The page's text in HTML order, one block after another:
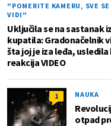
"POMERITE KAMERU, SVE SE
VIDI"
Uključila se na sastanak iz
kupatila: Gradonačelnik
šta joj je iza leđa, usledila
reakcija VIDEO
1 NAUKA
otpad